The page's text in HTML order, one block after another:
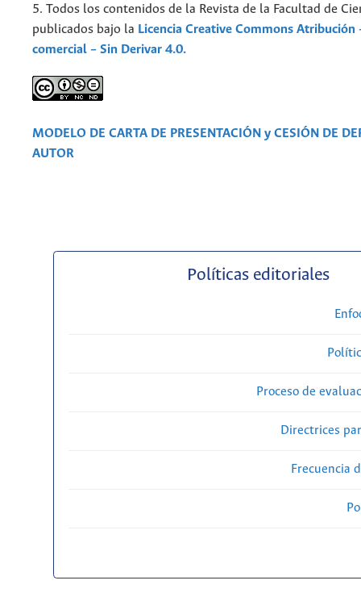
5. Todos los contenidos de la Revista de la Facultad de
publicados bajo la Licencia Creative Commons Atribución
comercial – Sin Derivar 4.0.
MODELO DE CARTA DE PRESENTACIÓN y CESIÓN DE
AUTOR
Políticas editoriales
Proceso de
Directrices
Frecuencia